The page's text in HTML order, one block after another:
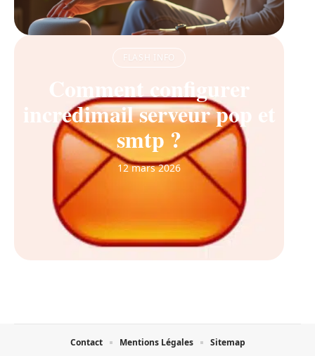
FLASH INFO
Comment configurer
incredimail serveur pop et
smtp ?
12 mars 2026
Contact Mentions Légales Sitemap